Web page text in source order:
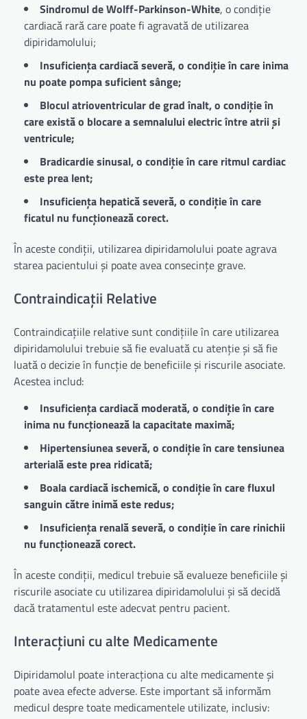
Sindromul de Wolff-Parkinson-White, o condiție
cardiacă rară care poate fi agravată de utilizarea
dipiridamolului;
Insuficiența cardiacă severă, o condiție în care inima
nu poate pompa suficient sânge;
Blocul atrioventricular de grad înalt, o condiție în
care există o blocare a semnalului electric între atrii și
ventricule;
Bradicardie sinusal, o condiție în care ritmul cardiac
este prea lent;
Insuficiența hepatică severă, o condiție în care
ficatul nu funcționează corect.
În aceste condiții, utilizarea dipiridamolului poate agrava
starea pacientului și poate avea consecințe grave.
Contraindicații Relative
Contraindicațiile relative sunt condițiile în care utilizarea
dipiridamolului trebuie să fie evaluată cu atenție și să fie
luată o decizie în funcție de beneficiile și riscurile asociate.
Acestea includ:
Insuficiența cardiacă moderată, o condiție în care
inima nu funcționează la capacitate maximă;
Hipertensiunea severă, o condiție în care tensiunea
arterială este prea ridicată;
Boala cardiacă ischemică, o condiție în care fluxul
sanguin către inimă este redus;
Insuficiența renală severă, o condiție în care rinichii
nu funcționează corect.
În aceste condiții, medicul trebuie să evalueze beneficiile și
riscurile asociate cu utilizarea dipiridamolului și să decidă
dacă tratamentul este adecvat pentru pacient.
Interacțiuni cu alte Medicamente
Dipiridamolul poate interacționa cu alte medicamente și
poate avea efecte adverse. Este important să informăm
medicul despre toate medicamentele utilizate, inclusiv: